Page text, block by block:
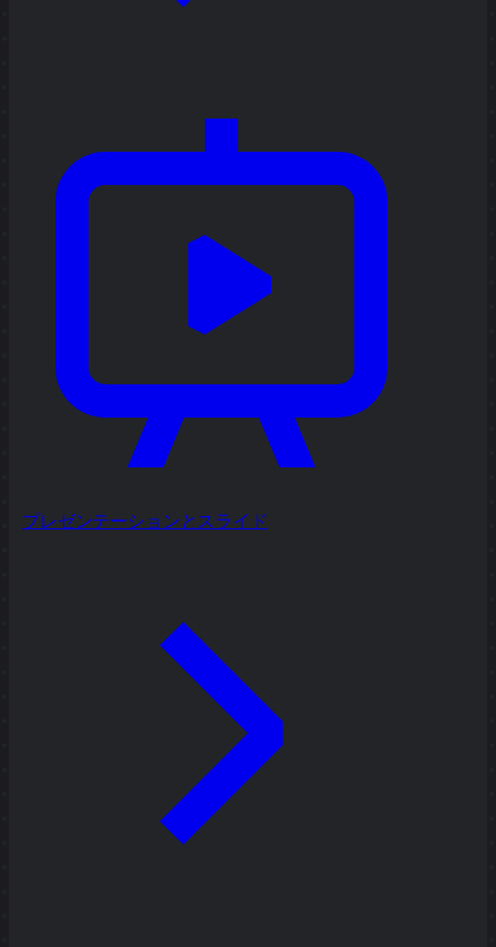
プレゼンテーションとスライド